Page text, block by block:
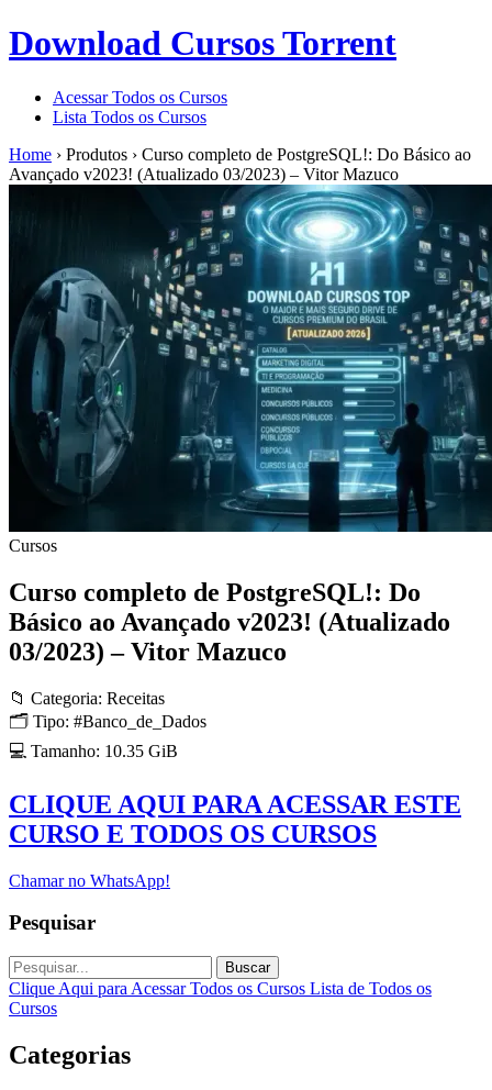
Download Cursos Torrent
Acessar Todos os Cursos
Lista Todos os Cursos
Home › Produtos › Curso completo de PostgreSQL!: Do Básico ao
Avançado v2023! (Atualizado 03/2023) – Vitor Mazuco
Cursos
Curso completo de PostgreSQL!: Do
Básico ao Avançado v2023! (Atualizado
03/2023) – Vitor Mazuco
📁 Categoria: Receitas
🗂 Tipo: #Banco_de_Dados
💻 Tamanho: 10.35 GiB
CLIQUE AQUI PARA ACESSAR ESTE
CURSO E TODOS OS CURSOS
Chamar no WhatsApp!
Pesquisar
Buscar
Clique Aqui para Acessar Todos os Cursos Lista de Todos os
Cursos
Categorias